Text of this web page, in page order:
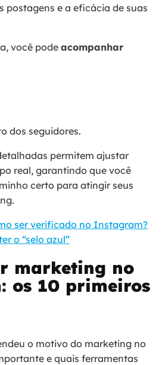
postagens e a eficácia de suas
você podeacompanhar
dos seguidores.
permitem ajustar
real, garantindo que você
certo para atingir seus
ser verificado no Instagram?
o “selo azul”
marketing no
os 10 primeiros
o motivo do marketing no
e quais ferramentas